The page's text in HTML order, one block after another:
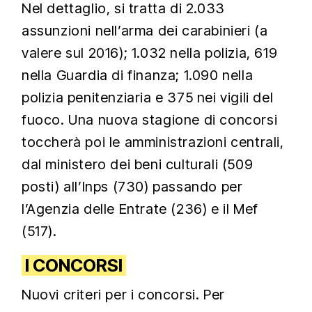
Nel dettaglio, si tratta di 2.033
assunzioni nell’arma dei carabinieri (a
valere sul 2016); 1.032 nella polizia, 619
nella Guardia di finanza; 1.090 nella
polizia penitenziaria e 375 nei vigili del
fuoco. Una nuova stagione di concorsi
toccherà poi le amministrazioni centrali,
dal ministero dei beni culturali (509
posti) all’Inps (730) passando per
l’Agenzia delle Entrate (236) e il Mef
(517).
I CONCORSI
Nuovi criteri per i concorsi. Per